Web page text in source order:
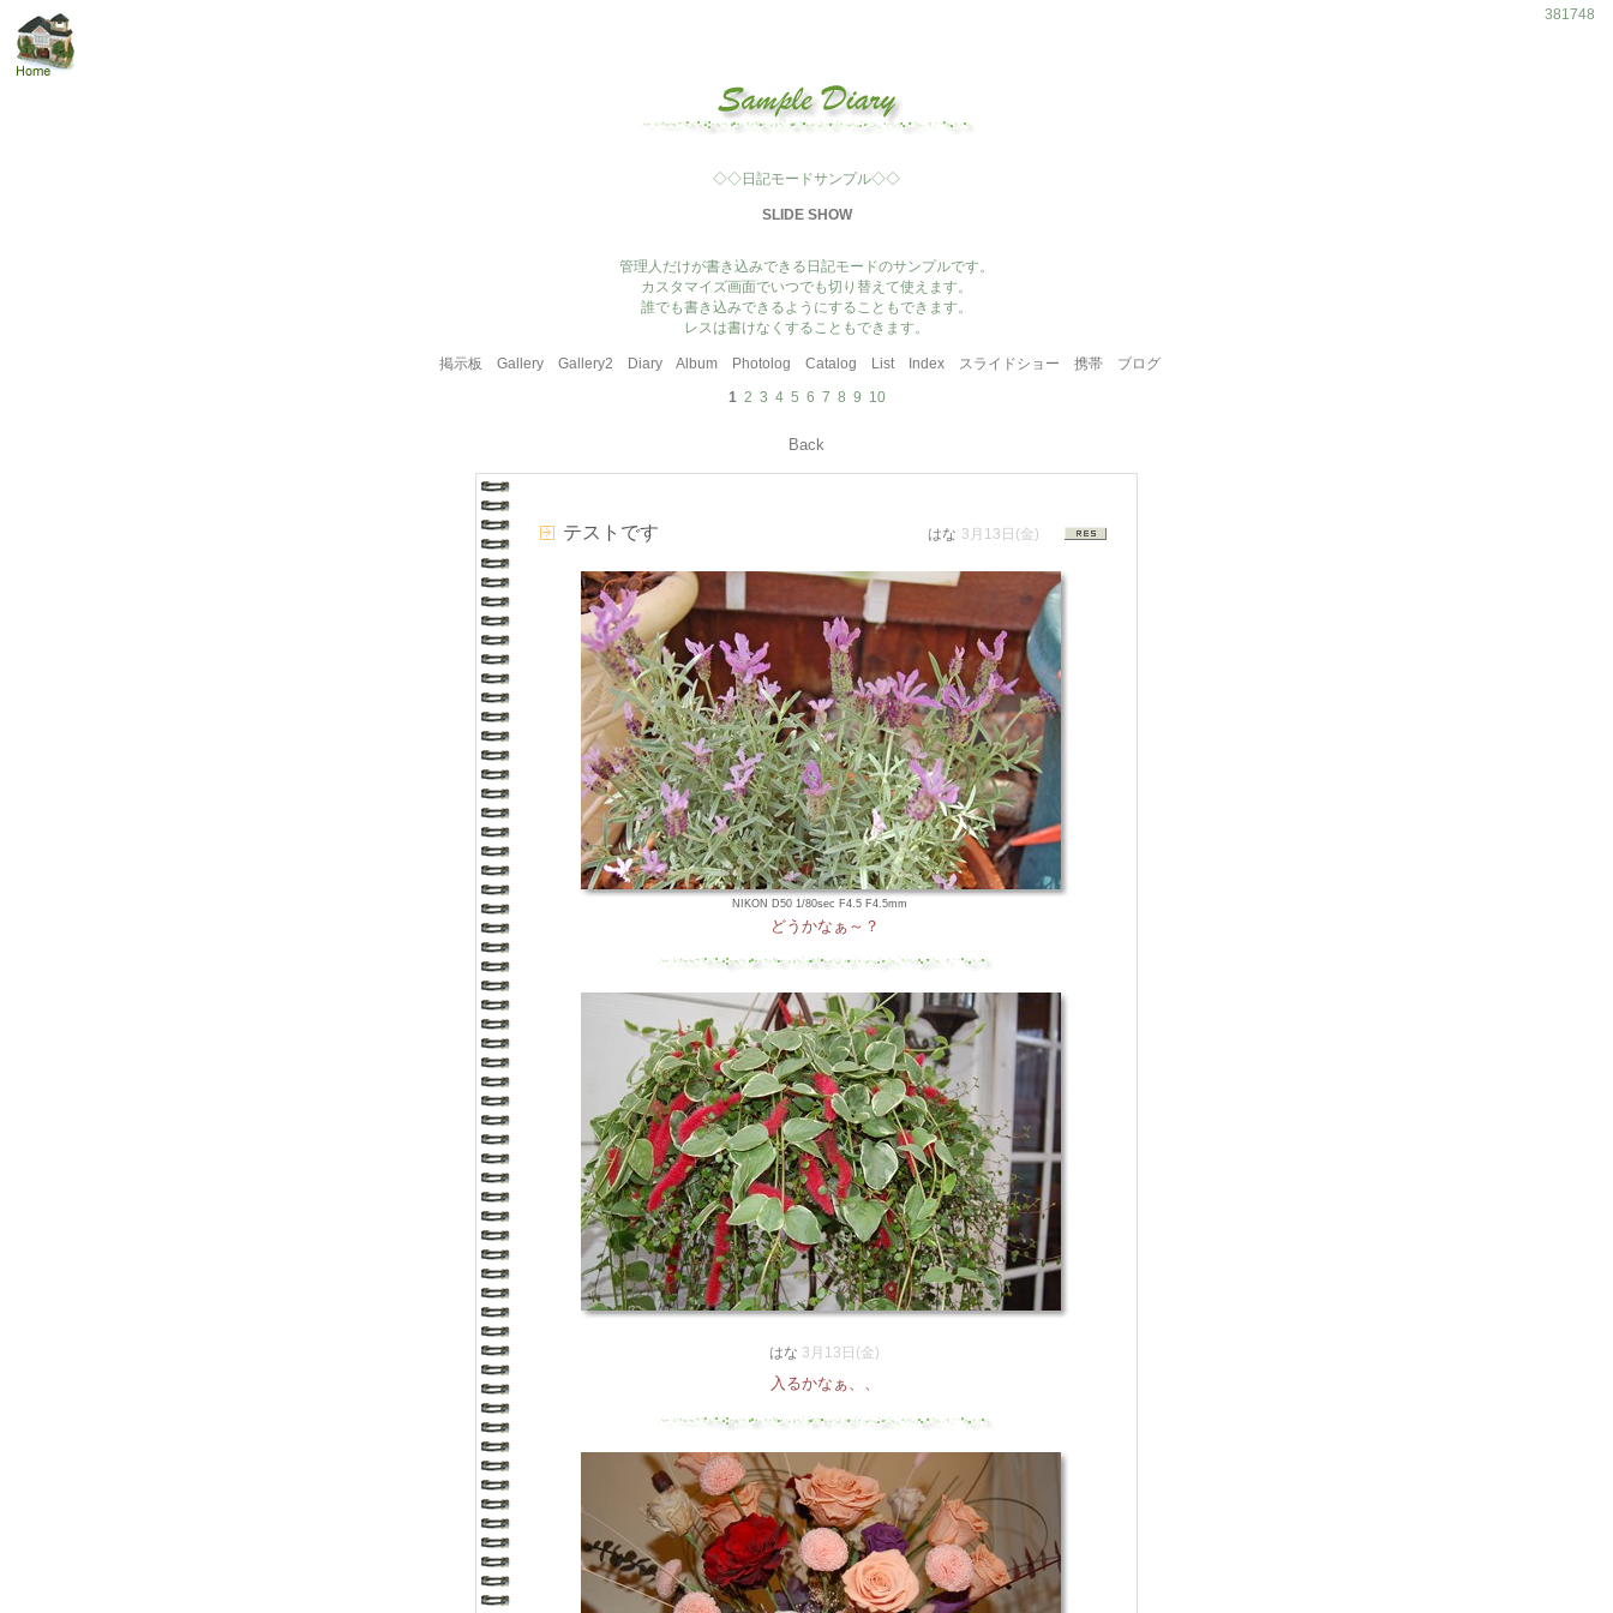
381748
◇◇日記モードサンプル◇◇
SLIDE SHOW
管理人だけが書き込みできる日記モードのサンプルです。
カスタマイズ画面でいつでも切り替えて使えます。
誰でも書き込みできるようにすることもできます。
レスは書けなくすることもできます。
掲示板 Gallery Gallery2 Diary Album Photolog Catalog List Index スライドショー 携帯
ブログ
1 2 3 4 5 6 7 8 9 10
Back
テストです はな 3月13日(金)
NIKON D50 1/80sec F4.5 F4.5mm
どうかなぁ～？
はな 3月13日(金)
入るかなぁ、、